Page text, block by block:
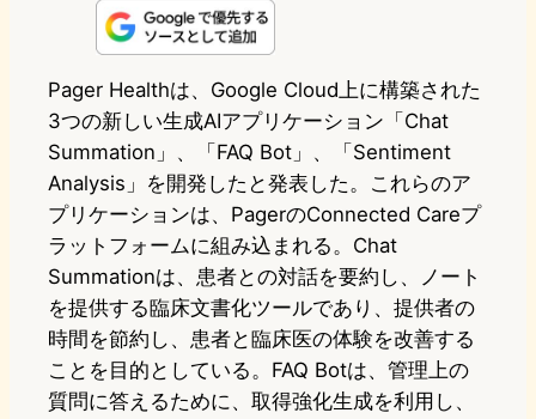
n
s
o
d
o
n
u
e
s
k
y
b
o
k
e
n
a
Pager Healthは、Google Cloud上に構築された
3つの新しい生成AIアプリケーション「Chat
Summation」、「FAQ Bot」、「Sentiment
Analysis」を開発したと発表した。これらのア
プリケーションは、PagerのConnected Careプ
ラットフォームに組み込まれる。Chat
Summationは、患者との対話を要約し、ノート
を提供する臨床文書化ツールであり、提供者の
時間を節約し、患者と臨床医の体験を改善する
ことを目的としている。FAQ Botは、管理上の
質問に答えるために、取得強化生成を利用し、